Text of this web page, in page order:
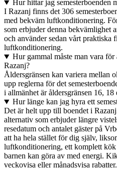
Hur hittar jag semesterboenden
I Razanj finns det 306
med bekväm luftkonditionering.
som erbjuder denna bekvämlighet
och använder sedan vårt praktiska
luftkonditionering.
Hur gammal måste man vara för
Razanj?
Åldersgränsen kan variera mellan
upp reglerna för det
i allmänhet är åldersgränsen 16, 18
Hur länge kan jag hyra ett
Det är helt upp till boendet i
alternativ som erbjuder längre
resedatum och antalet gäster på
att ha hela stället för dig själv,
luftkonditionering, ett komplett kök
barnen kan göra av med energi.
veckovisa eller månadsvisa rabatter.